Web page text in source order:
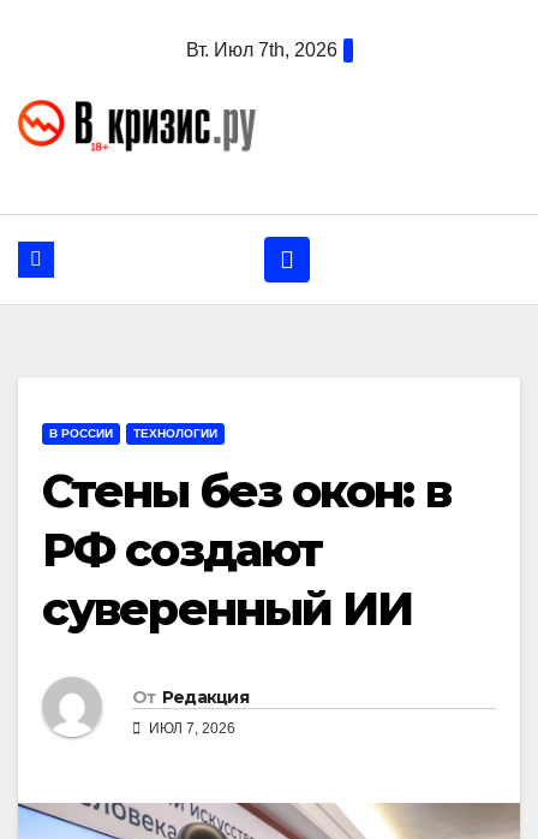
Вт. Июл 7th, 2026
В РОССИИ ТЕХНОЛОГИИ
Стены без окон: в
РФ создают
суверенный ИИ
От Редакция
ИЮЛ 7, 2026